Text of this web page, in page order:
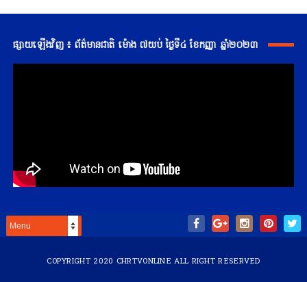
ផ្សាយឡើងវិញ ៖ ព័ត៌មានជាតិ ម៉ោង ៧យប់ ថ្ងៃទី៤ ខែកញ្ញា ឆ្នាំ២០២៣
COPYRIGHT 2020 CHRTVONLINE ALL RIGHT RESERVED